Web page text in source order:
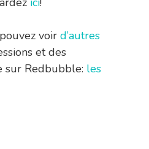
voir d’autres
et des
sur Redbubble: les